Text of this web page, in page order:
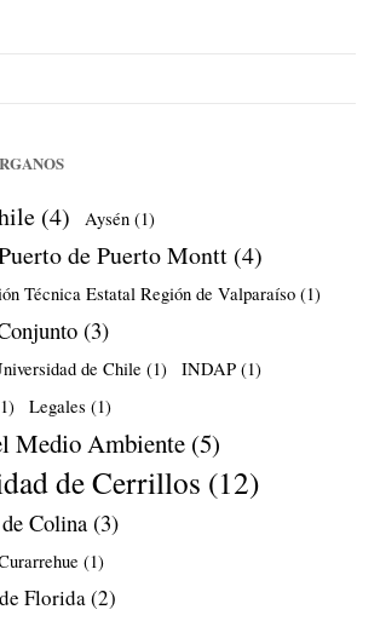
(4) Aysén (1)
de Puerto Montt (4)
Técnica Estatal Región de Valparaíso (1)
(3)
de Chile (1) INDAP (1)
Legales (1)
Medio Ambiente (5)
de Cerrillos (12)
Colina (3)
(1)
Florida(2)